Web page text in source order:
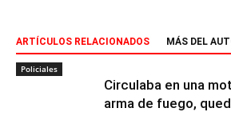
ARTÍCULOS RELACIONADOS MÁS DEL
Policiales
Circulaba en una
arma de fuego,